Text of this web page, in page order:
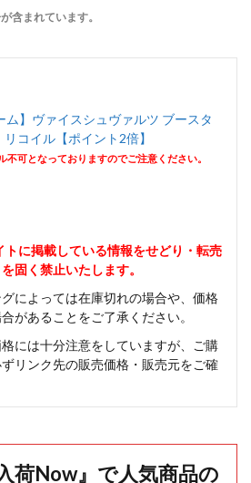
含まれています。
ム】ヴァイスシュヴァルツ ブースタ
コイル【ポイント2倍】
可となっておりますのでご注意ください。
トに掲載している情報をせどり・転売
固く禁止いたします。
によっては在庫切れの場合や、価格
があることをご了承ください。
には十分注意をしていますが、ご購
リンク先の販売価格・販売元をご確
荷Now』で人気商品の